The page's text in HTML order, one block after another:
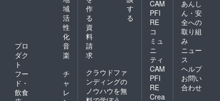
てマイ
クロミ
シン加
工が施
されて
おり簡
単に切
り取る
ことが
できま
す。 ・
Refill：
118mm
40mm
厚さ
12mm
バー：
本牛革
（日本
産） 中
製で
す。
注）返
礼品
ノート
は、天
然素材
を用い
て１点
ずつ製
作して
おりま
ケット
風。知
多木綿
（愛知
県知多
市の特
産品）
の袋に
入って
いま
す。 返
ム生地
と言わ
れてい
ます。
はき慣
れた
ジーン
ズのよ
うにエ
イジン
グをお
楽しみ
域
活
性
化
プロ
ダク
ト
音
楽
フー
ド・
飲食
チ
ャ
レ
作
る
す
る
資
料
請
求
クラウドファ
ンディングの
ノウハウを無
CAM
PFI
RE
コ
ミュ
ニ
ティ
CAM
PFI
RE
Crea
あんし
ん・安
全への
取り組
み
ニュー
ス
ヘルプ
お問い
合わせ